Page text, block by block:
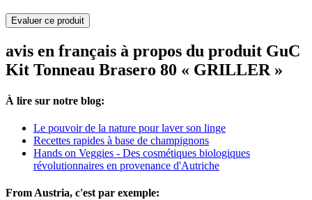
Evaluer ce produit
avis en français à propos du produit GuC
Kit Tonneau Brasero 80 « GRILLER »
À lire sur notre blog:
Le pouvoir de la nature pour laver son linge
Recettes rapides à base de champignons
Hands on Veggies - Des cosmétiques biologiques
révolutionnaires en provenance d'Autriche
From Austria, c'est par exemple: